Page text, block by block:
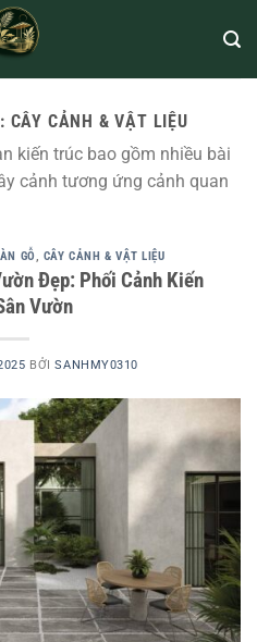
CÂY CẢNH & VẬT LIỆU
kiến trúc bao gồm nhiều bài
cảnh tương ứng cảnh quan
GỖ, CÂY CẢNH & VẬT LIỆU
Đẹp: Phối Cảnh Kiến
Vườn
BỞISANHMY0310